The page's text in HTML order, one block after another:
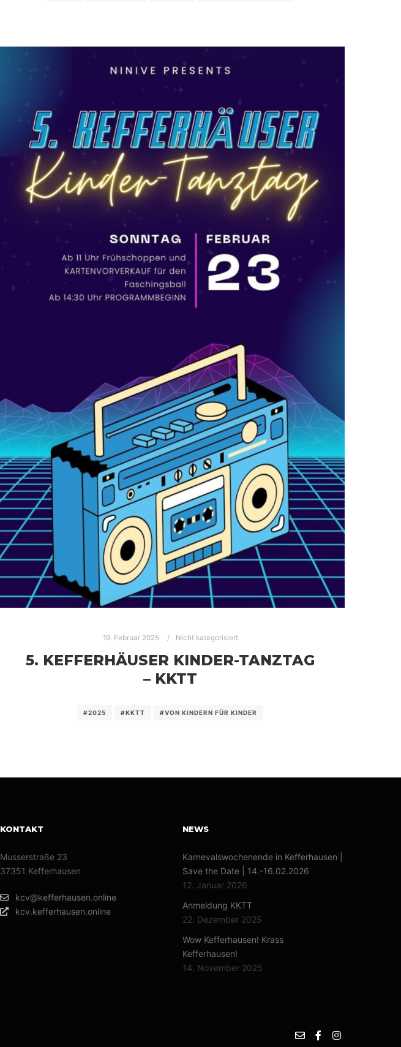
19. Februar 2025 Nicht kategorisiert
5. KEFFERHÄUSER KINDER-TANZTAG
– KKTT
#2025 #KKTT #VON KINDERN FÜR KINDER
KONTAKT
Musserstraße 23
37351 Kefferhausen
kcv@kefferhausen.online
kcv.kefferhausen.online
NEWS
Karnevalswochenende in Kefferhausen |
Save the Date | 14.-16.02.2026
12. Januar 2026
Anmeldung KKTT
22. Dezember 2025
Wow Kefferhausen! Krass
Kefferhausen!
14. November 2025